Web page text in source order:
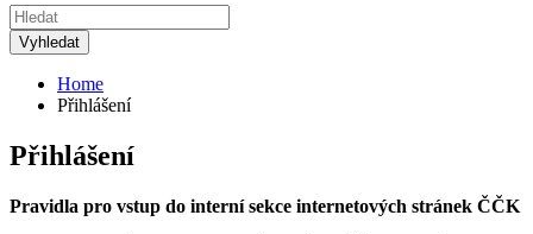
Home
Přihlášení
Přihlášení
Pravidla pro vstup do interní sekce internetových stránek ČČK